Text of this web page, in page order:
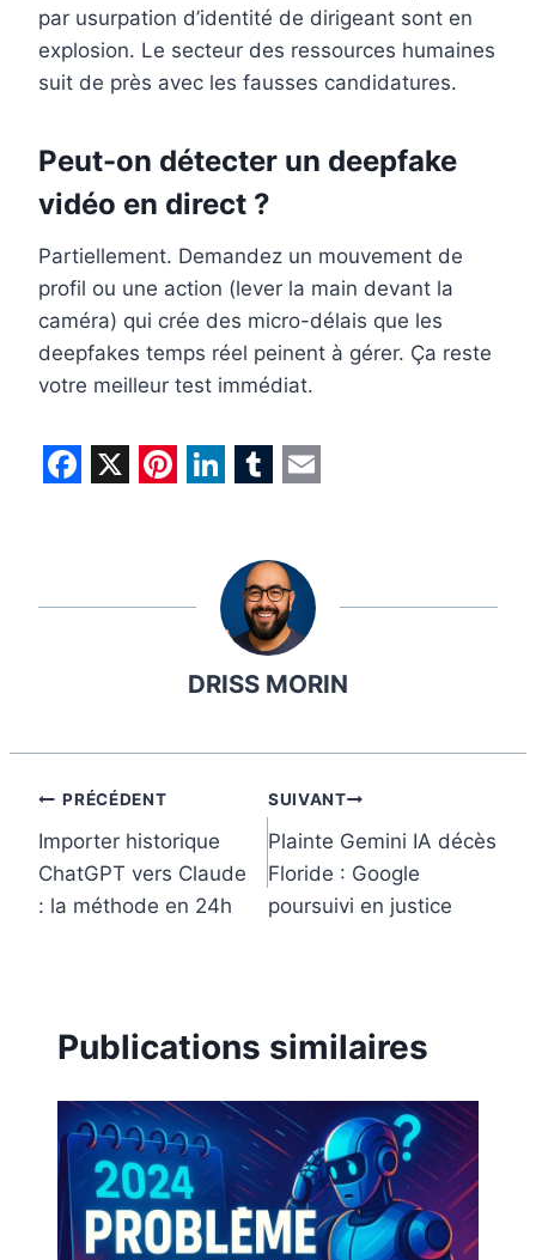
par usurpation d’identité de dirigeant sont en
explosion. Le secteur des ressources humaines
suit de près avec les fausses candidatures.
Peut-on détecter un deepfake
vidéo en direct ?
Partiellement. Demandez un mouvement de
profil ou une action (lever la main devant la
caméra) qui crée des micro-délais que les
deepfakes temps réel peinent à gérer. Ça reste
votre meilleur test immédiat.
e
k
t
s
t
k
d
n
m
b
l
r
a
i
l
DRISS MORIN
Navigation
de
l’article
PRÉCÉDENT
Importer historique
ChatGPT vers Claude
: la méthode en 24h
SUIVANT
Plainte Gemini IA décès
Floride : Google
poursuivi en justice
Publications similaires